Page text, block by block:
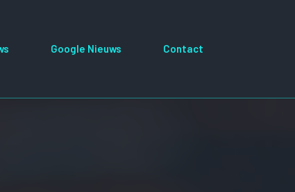
Google Nieuws Contact